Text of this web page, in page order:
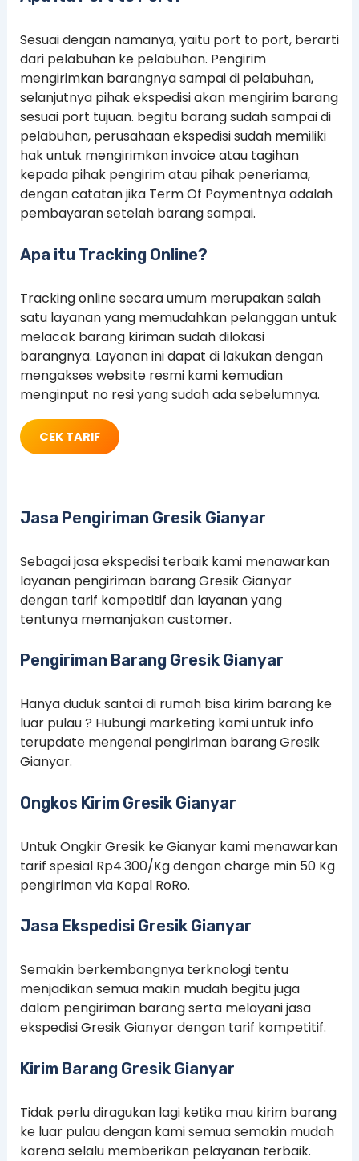
Sesuai dengan namanya, yaitu port to port, berarti
dari pelabuhan ke pelabuhan. Pengirim
mengirimkan barangnya sampai di pelabuhan,
selanjutnya pihak ekspedisi akan mengirim barang
sesuai port tujuan. begitu barang sudah sampai di
pelabuhan, perusahaan ekspedisi sudah memiliki
hak untuk mengirimkan invoice atau tagihan
kepada pihak pengirim atau pihak peneriama,
dengan catatan jika Term Of Paymentnya adalah
pembayaran setelah barang sampai.
Apa itu Tracking Online?
Tracking online secara umum merupakan salah
satu layanan yang memudahkan pelanggan untuk
melacak barang kiriman sudah dilokasi
barangnya. Layanan ini dapat di lakukan dengan
mengakses website resmi kami kemudian
menginput no resi yang sudah ada sebelumnya.
CEK TARIF
Jasa Pengiriman Gresik Gianyar
Sebagai jasa ekspedisi terbaik kami menawarkan
layanan pengiriman barang Gresik Gianyar
dengan tarif kompetitif dan layanan yang
tentunya memanjakan customer.
Pengiriman Barang Gresik Gianyar
Hanya duduk santai di rumah bisa kirim barang ke
luar pulau ? Hubungi marketing kami untuk info
terupdate mengenai pengiriman barang Gresik
Gianyar.
Ongkos Kirim Gresik Gianyar
Untuk Ongkir Gresik ke Gianyar kami menawarkan
tarif spesial Rp4.300/Kg dengan charge min 50 Kg
pengiriman via Kapal RoRo.
Jasa Ekspedisi Gresik Gianyar
Semakin berkembangnya terknologi tentu
menjadikan semua makin mudah begitu juga
dalam pengiriman barang serta melayani jasa
ekspedisi Gresik Gianyar dengan tarif kompetitif.
Kirim Barang Gresik Gianyar
Tidak perlu diragukan lagi ketika mau kirim barang
ke luar pulau dengan kami semua semakin mudah
karena selalu memberikan pelayanan terbaik.